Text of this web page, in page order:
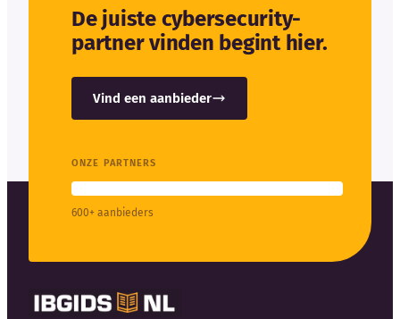
De juiste cybersecurity-
partner vinden begint hier.
Vind een aanbieder
ONZE PARTNERS
600+ aanbieders